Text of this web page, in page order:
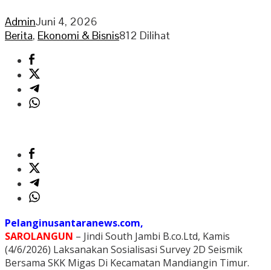
AdminJuni 4, 2026
Berita, Ekonomi & Bisnis812 Dilihat
Pelanginusantaranews.com,
SAROLANGUN – Jindi South Jambi B.co.Ltd, Kamis
(4/6/2026) Laksanakan Sosialisasi Survey 2D Seismik
Bersama SKK Migas Di Kecamatan Mandiangin Timur.